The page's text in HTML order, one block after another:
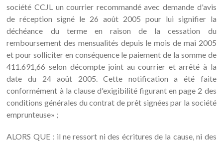
société CCJL un courrier recommandé avec demande d'avis
de réception signé le 26 août 2005 pour lui signifier la
déchéance du terme en raison de la cessation du
remboursement des mensualités depuis le mois de mai 2005
et pour solliciter en conséquence le paiement de la somme de
411.691,66 selon décompte joint au courrier et arrêté à la
date du 24 août 2005. Cette notification a été faite
conformément à la clause d'exigibilité figurant en page 2 des
conditions générales du contrat de prêt signées par la société
emprunteuse» ;
ALORS QUE : il ne ressort ni des écritures de la cause, ni des